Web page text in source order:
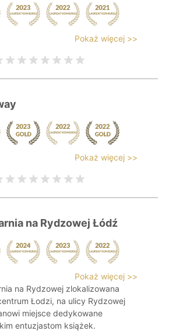
Pokaż więcej >>
Pokaż więcej >>
na Rydzowej Łódź
Pokaż więcej >>
na Rydzowej zlokalizowana
Łodzi, na ulicy Rydzowej
miejsce dedykowane
entuzjastom książek.